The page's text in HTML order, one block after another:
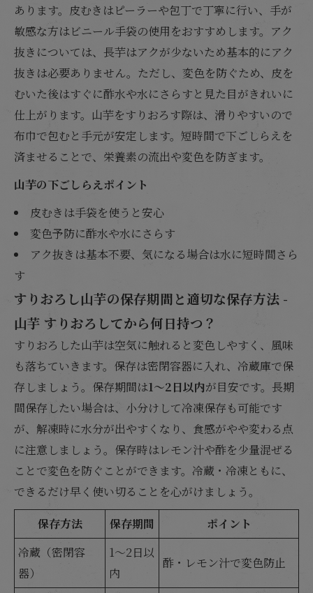
あります。皮むきはピーラーや包丁で丁寧に行い、手が
敏感な方はビニール手袋の使用をおすすめします。アク
抜きについては、長芋はアクが少ないため基本的にアク
抜きは必要ありません。ただし、変色を防ぐため、皮を
むいた後はすぐに酢水や水にさらすと見た目がきれいに
仕上がります。山芋をすりおろす際は、滑りやすいので
布巾で包むと手元が安定します。短時間で下ごしらえを
済ませることで、栄養素の流出や変色を防ぎます。
山芋の下ごしらえポイント
皮むきは手袋を使うと安心
変色予防に酢水や水にさらす
アク抜きは基本不要、気になる場合は水に短時間さら
す
すりおろし山芋の保存期間と適切な保存方法 -
山芋 すりおろしてから何日持つ？
すりおろした山芋は空気に触れると変色しやすく、風味
も落ちていきます。保存は密閉容器に入れ、冷蔵庫で保
存しましょう。保存期間は1〜2日以内が目安です。長期
間保存したい場合は、小分けして冷凍保存も可能です
が、解凍時に水分が出やすくなり、食感がやや変わる点
に注意しましょう。保存時はレモン汁や酢を少量混ぜる
ことで変色を防ぐことができます。冷蔵・冷凍ともに、
できるだけ早く使い切ることを心がけましょう。
保存方法
保存期間
ポイント
冷蔵（密閉容
器）
1〜2日以
内
酢・レモン汁で変色防止